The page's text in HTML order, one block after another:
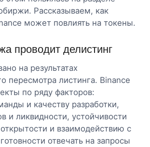
Рассказываем, как
может повлиять на токены.
проводит делистинг
на результатах
пересмотра листинга. Binance
по ряду факторов:
и качеству разработки,
и ликвидности, устойчивости
и взаимодействию с
отвечать на запросы